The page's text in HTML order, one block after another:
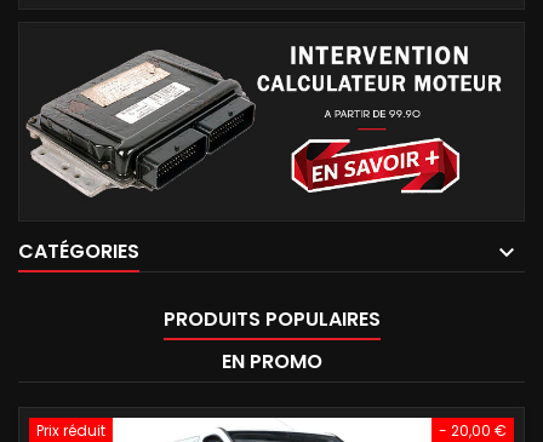
CATÉGORIES
PRODUITS POPULAIRES
EN PROMO
- 20,00 €
Prix réduit